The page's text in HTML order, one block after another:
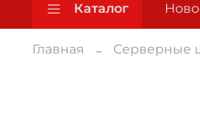
Каталог
Главная Серверные